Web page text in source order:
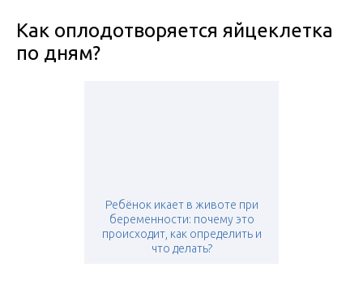
Как оплодотворяется яйцеклетка
по дням?
Ребёнок икает в животе при
беременности: почему это
происходит, как определить и
что делать?